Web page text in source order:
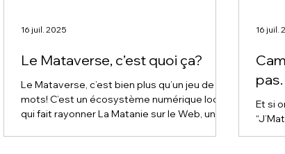
Le Mataverse, c’est quoi ça?
Le Mataverse, c’est bien plus qu’un jeu de
mots! C’est un écosystème numérique local
qui fait rayonner La Matanie sur le Web, une
16 juil. 2025
Et si
16 juil.